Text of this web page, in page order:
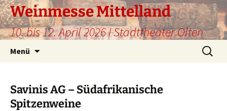
Weinmesse Mittelland
10. bis 12. April 2026 I Stadttheater Olten
Menü
Suche
nach:
Savinis AG – Südafrikanische
Spitzenweine